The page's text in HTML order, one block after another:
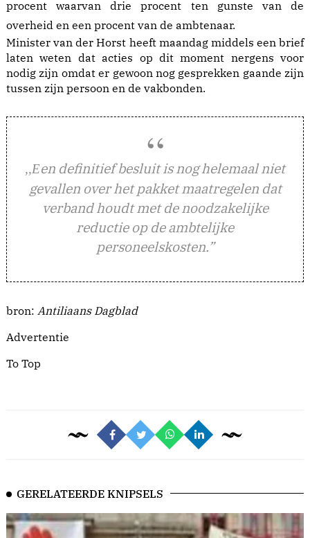
procent waarvan drie procent ten gunste van de
overheid en een procent van de ambtenaar.
Minister van der Horst heeft maandag middels een brief
laten weten dat acties op dit moment nergens voor
nodig zijn omdat er gewoon nog gesprekken gaande zijn
tussen zijn persoon en de vakbonden.
,,Een definitief besluit is nog helemaal niet
gevallen over het pakket maatregelen dat
verband houdt met de noodzakelijke
reductie op de ambtelijke
personeelskosten.”
bron: Antiliaans Dagblad
Advertentie
To Top
GERELATEERDE KNIPSELS